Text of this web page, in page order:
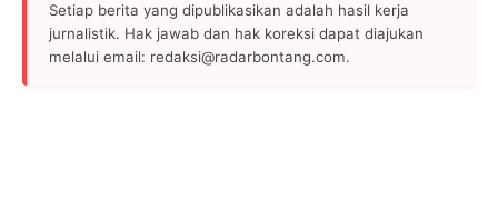
Setiap berita yang dipublikasikan adalah hasil kerja
jurnalistik. Hak jawab dan hak koreksi dapat diajukan
melalui email: redaksi@radarbontang.com.